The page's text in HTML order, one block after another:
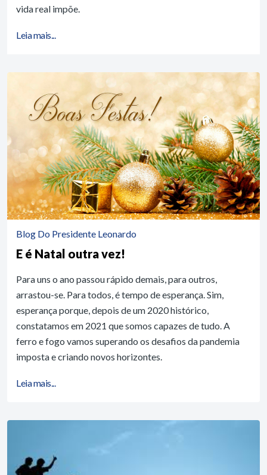
vida real impõe.
Leia mais...
Blog Do Presidente Leonardo
E é Natal outra vez!
Para uns o ano passou rápido demais, para outros,
arrastou-se. Para todos, é tempo de esperança. Sim,
esperança porque, depois de um 2020 histórico,
constatamos em 2021 que somos capazes de tudo. A
ferro e fogo vamos superando os desafios da pandemia
imposta e criando novos horizontes.
Leia mais...